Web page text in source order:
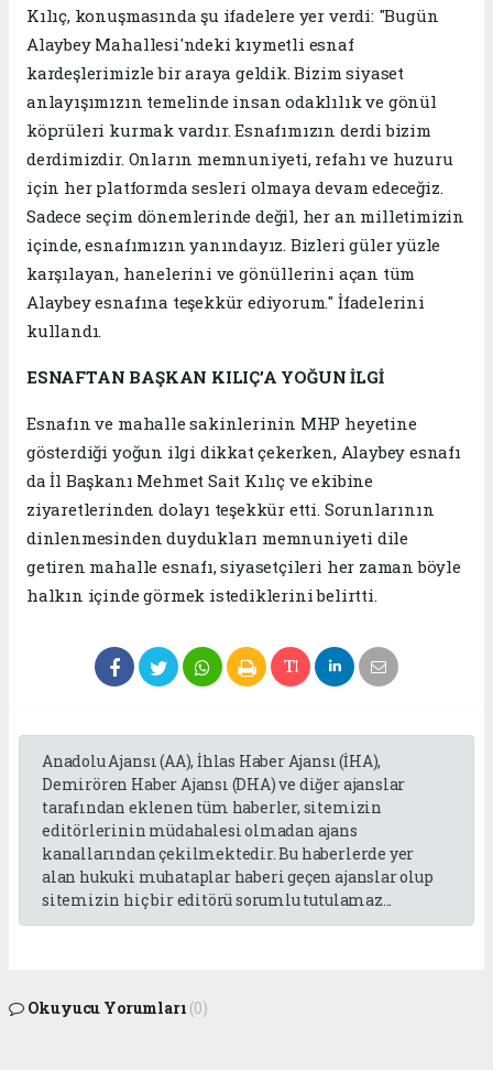
Kılıç, konuşmasında şu ifadelere yer verdi: "Bugün
Alaybey Mahallesi'ndeki kıymetli esnaf
kardeşlerimizle bir araya geldik. Bizim siyaset
anlayışımızın temelinde insan odaklılık ve gönül
köprüleri kurmak vardır. Esnafımızın derdi bizim
derdimizdir. Onların memnuniyeti, refahı ve huzuru
için her platformda sesleri olmaya devam edeceğiz.
Sadece seçim dönemlerinde değil, her an milletimizin
içinde, esnafımızın yanındayız. Bizleri güler yüzle
karşılayan, hanelerini ve gönüllerini açan tüm
Alaybey esnafına teşekkür ediyorum." İfadelerini
kullandı.
ESNAFTAN BAŞKAN KILIÇ’A YOĞUN İLGİ
Esnafın ve mahalle sakinlerinin MHP heyetine
gösterdiği yoğun ilgi dikkat çekerken, Alaybey esnafı
da İl Başkanı Mehmet Sait Kılıç ve ekibine
ziyaretlerinden dolayı teşekkür etti. Sorunlarının
dinlenmesinden duydukları memnuniyeti dile
getiren mahalle esnafı, siyasetçileri her zaman böyle
halkın içinde görmek istediklerini belirtti.
Anadolu Ajansı (AA), İhlas Haber Ajansı (İHA),
Demirören Haber Ajansı (DHA) ve diğer ajanslar
tarafından eklenen tüm haberler, sitemizin
editörlerinin müdahalesi olmadan ajans
kanallarından çekilmektedir. Bu haberlerde yer
alan hukuki muhataplar haberi geçen ajanslar olup
sitemizin hiç bir editörü sorumlu tutulamaz...
Okuyucu Yorumları (0)